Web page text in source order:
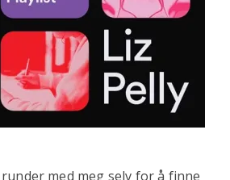
med meg selv for å finne